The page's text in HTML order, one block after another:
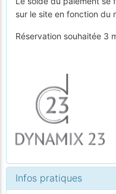
sur le site en fonction du
Réservation souhaitée 3
Infos pratiques